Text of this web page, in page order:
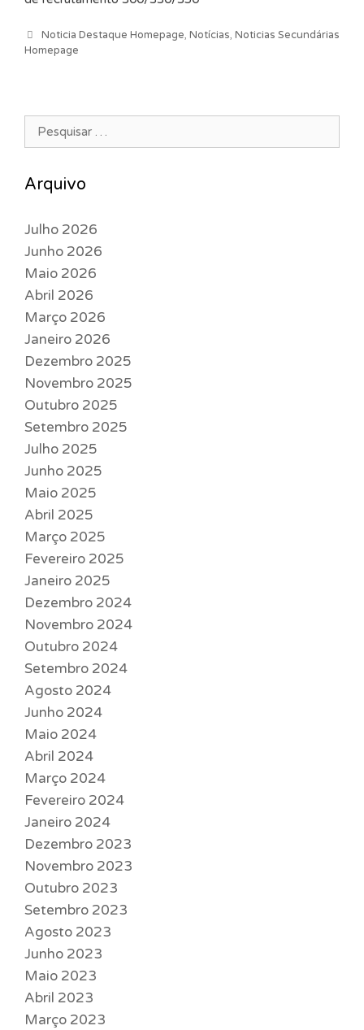
Categorias
Noticia Destaque Homepage, Notícias, Noticias Secundárias
Homepage
Pesquisar por:
Arquivo
Julho 2026
Junho 2026
Maio 2026
Abril 2026
Março 2026
Janeiro 2026
Dezembro 2025
Novembro 2025
Outubro 2025
Setembro 2025
Julho 2025
Junho 2025
Maio 2025
Abril 2025
Março 2025
Fevereiro 2025
Janeiro 2025
Dezembro 2024
Novembro 2024
Outubro 2024
Setembro 2024
Agosto 2024
Junho 2024
Maio 2024
Abril 2024
Março 2024
Fevereiro 2024
Janeiro 2024
Dezembro 2023
Novembro 2023
Outubro 2023
Setembro 2023
Agosto 2023
Junho 2023
Maio 2023
Abril 2023
Março 2023